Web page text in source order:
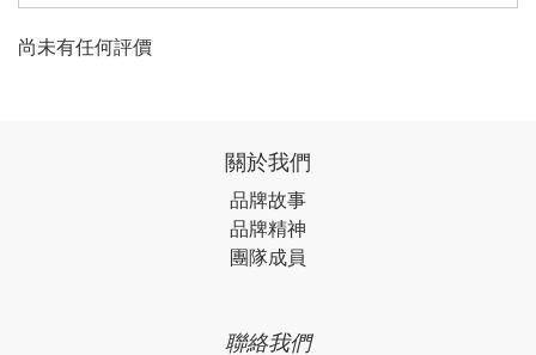
尚未有任何評價
關於我們
品牌故事
品牌精神
團隊成員
聯絡我們